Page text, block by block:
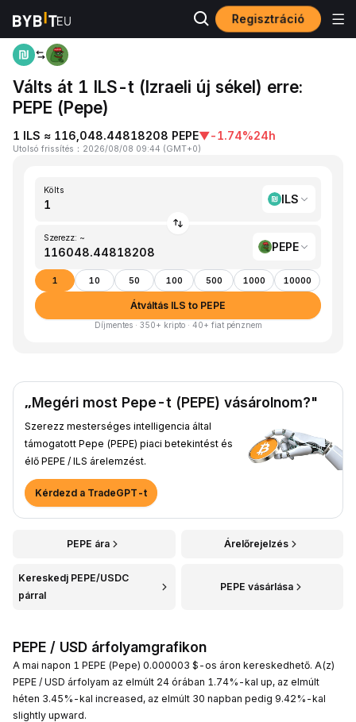
Regisztráció
Kezdőlap ILS to PEPE
Válts át 1 ILS-t (Izraeli új sékel) erre:
PEPE (Pepe)
1 ILS ≈ 116,048.44818208 PEPE▼-1.74%24h
Utolsó frissítés ： 2026/08/08 09:44 (GMT+0)
Költs
ILS
Szerezz: ~
PEPE
1 10 50 100 500 1000 10000
Átváltás ILS to PEPE
Díjmentes · 350+ kripto · 40+ fiat pénznem
„Megéri most Pepe-t (PEPE) vásárolnom?"
Szerezz mesterséges intelligencia által
támogatott Pepe (PEPE) piaci betekintést és
élő PEPE / ILS árelemzést.
Kérdezd a TradeGPT-t
PEPE ára Árelőrejelzés
Kereskedj PEPE/USDC
párral
PEPE vásárlása
PEPE / USD árfolyamgrafikon
A mai napon 1 PEPE (Pepe) 0.000003 $-os áron kereskedhető. A(z)
PEPE / USD árfolyam az elmúlt 24 órában 1.74%-kal up, az elmúlt
héten 3.45%-kal increased, az elmúlt 30 napban pedig 9.42%-kal
slightly upward.